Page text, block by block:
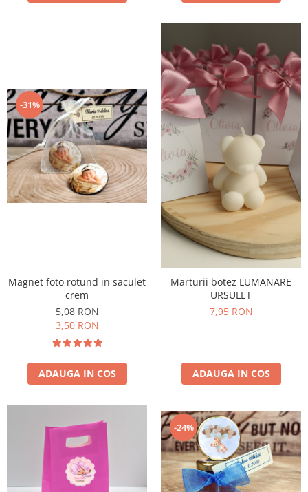
-31%
Magnet foto rotund in saculet
crem
5,08 RON
3,50 RON
ADAUGA IN COS
Marturii botez LUMANARE
URSULET
7,95 RON
ADAUGA IN COS
-24%